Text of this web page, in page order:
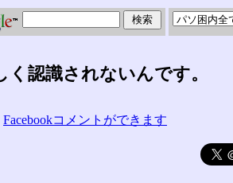
認識されないんです。
Facebookコメントができます